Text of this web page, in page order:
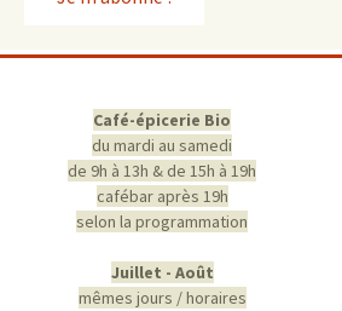
Café-épicerie Bio
du mardi au samedi
de 9h à 13h & de 15h à 19h
cafébar après 19h
selon la programmation
Juillet - Août
mêmes jours / horaires